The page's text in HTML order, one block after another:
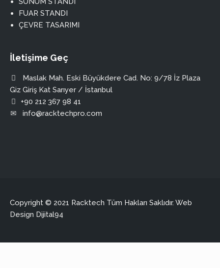
FUAR STANDI
ÇEVRE TASARIMI
İletişime Geç
Maslak Mah. Eski Büyükdere Cad. No: 9/78 İz Plaza
Giz Giriş Kat Sarıyer / İstanbul
+90 212 367 98 41
info@racktechpro.com
Copyright © 2021 Racktech Tüm Hakları Saklıdır. Web
Design Dijital94